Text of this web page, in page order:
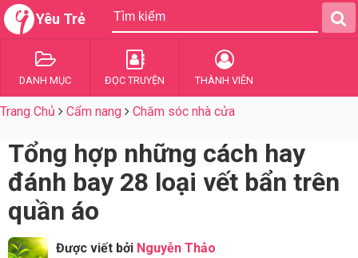
Yêu Trẻ
DANH MỤC ĐỌC TRUYỆN THÀNH VIÊN
Trang Chủ Cẩm nang Chăm sóc nhà cửa
Tổng hợp những cách hay
đánh bay 28 loại vết bẩn trên
quần áo
Được viết bởi Nguyễn Thảo